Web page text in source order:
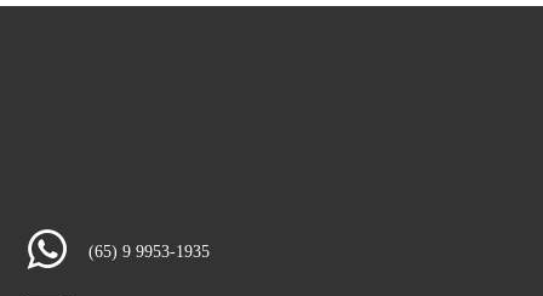
(65) 9 9953-1935